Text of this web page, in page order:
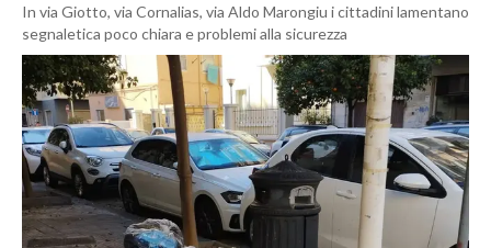
In via Giotto, via Cornalias, via Aldo Marongiu i cittadini lamentano
segnaletica poco chiara e problemi alla sicurezza